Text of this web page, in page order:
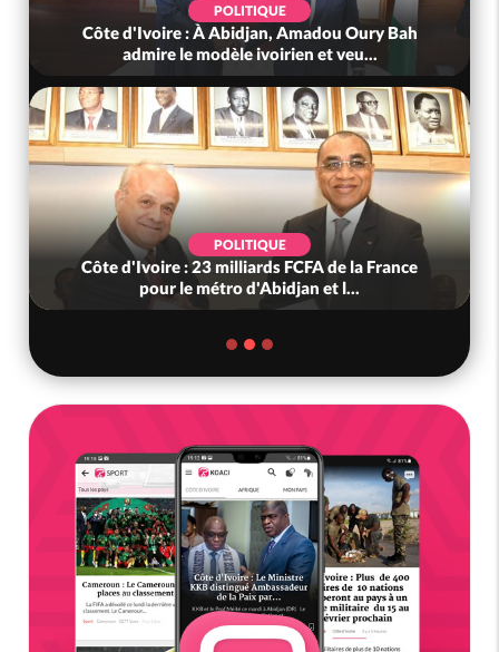
POLITIQUE
Côte d'Ivoire : À Abidjan, Amadou Oury Bah
admire le modèle ivoirien et veu...
POLITIQUE
Côte d'Ivoire : 23 milliards FCFA de la France
pour le métro d'Abidjan et l...